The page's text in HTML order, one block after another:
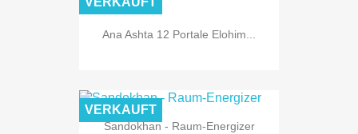
Ana Ashta 12 Portale Elohim...
Sandokhan - Raum-Energizer
VERKAUFT